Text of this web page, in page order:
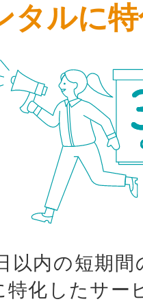
タルに
以内の短期
特化したサー